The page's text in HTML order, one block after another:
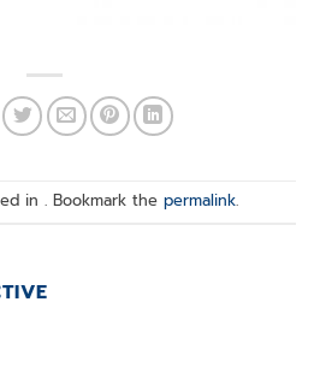
in . Bookmark the permalink.